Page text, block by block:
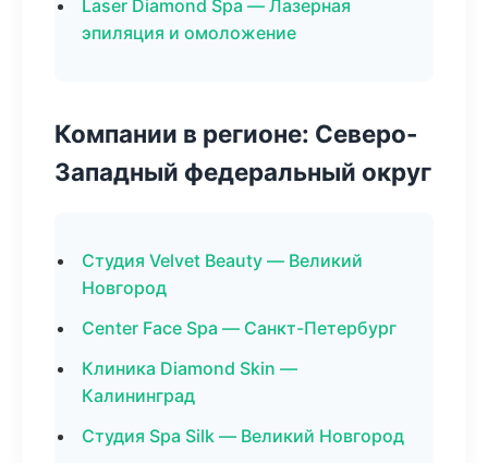
Laser Diamond Spa — Лазерная
эпиляция и омоложение
Компании в регионе: Северо-
Западный федеральный округ
Студия Velvet Beauty — Великий
Новгород
Center Face Spa — Санкт-Петербург
Клиника Diamond Skin —
Калининград
Студия Spa Silk — Великий Новгород